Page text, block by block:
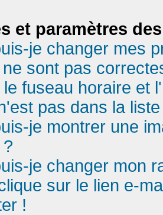
et paramètres
je changer mes
sont pas
fuseau horaire et
pas dans la
je montrer une
je changer mon
sur le lien e-
!